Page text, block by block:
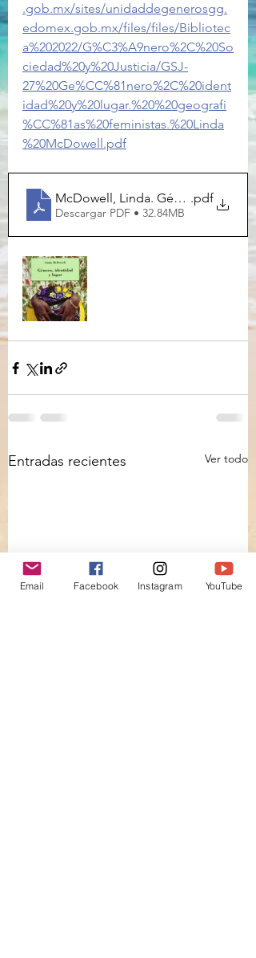
.gob.mx/sites/unidaddegenerosgg.
edomex.gob.mx/files/files/Bibliotec
a%202022/G%C3%A9nero%2C%20So
ciedad%20y%20Justicia/GSJ-
27%20Ge%CC%81nero%2C%20ident
idad%20y%20lugar.%20%20geografi
%CC%81as%20feministas.%20Linda
%20McDowell.pdf
.pdf
Descargar PDF • 32.84MB
Entradas recientes Ver todo
Email Facebook Instagram YouTube